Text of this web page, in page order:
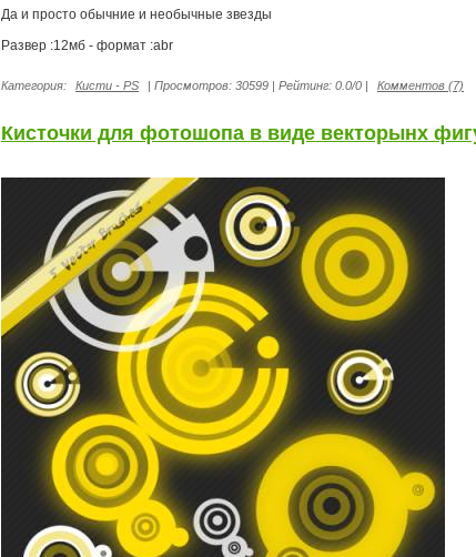
Да и просто обычние и необычные звезды
Развер :12мб - формат :abr
Категория: Кисти - PS | Просмотров: 30599 | Рейтинг: 0.0/0 | Комментов (7)
Кисточки для фотошопа в виде векторынх